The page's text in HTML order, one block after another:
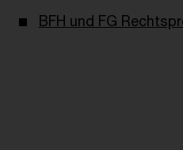
BFH und FG